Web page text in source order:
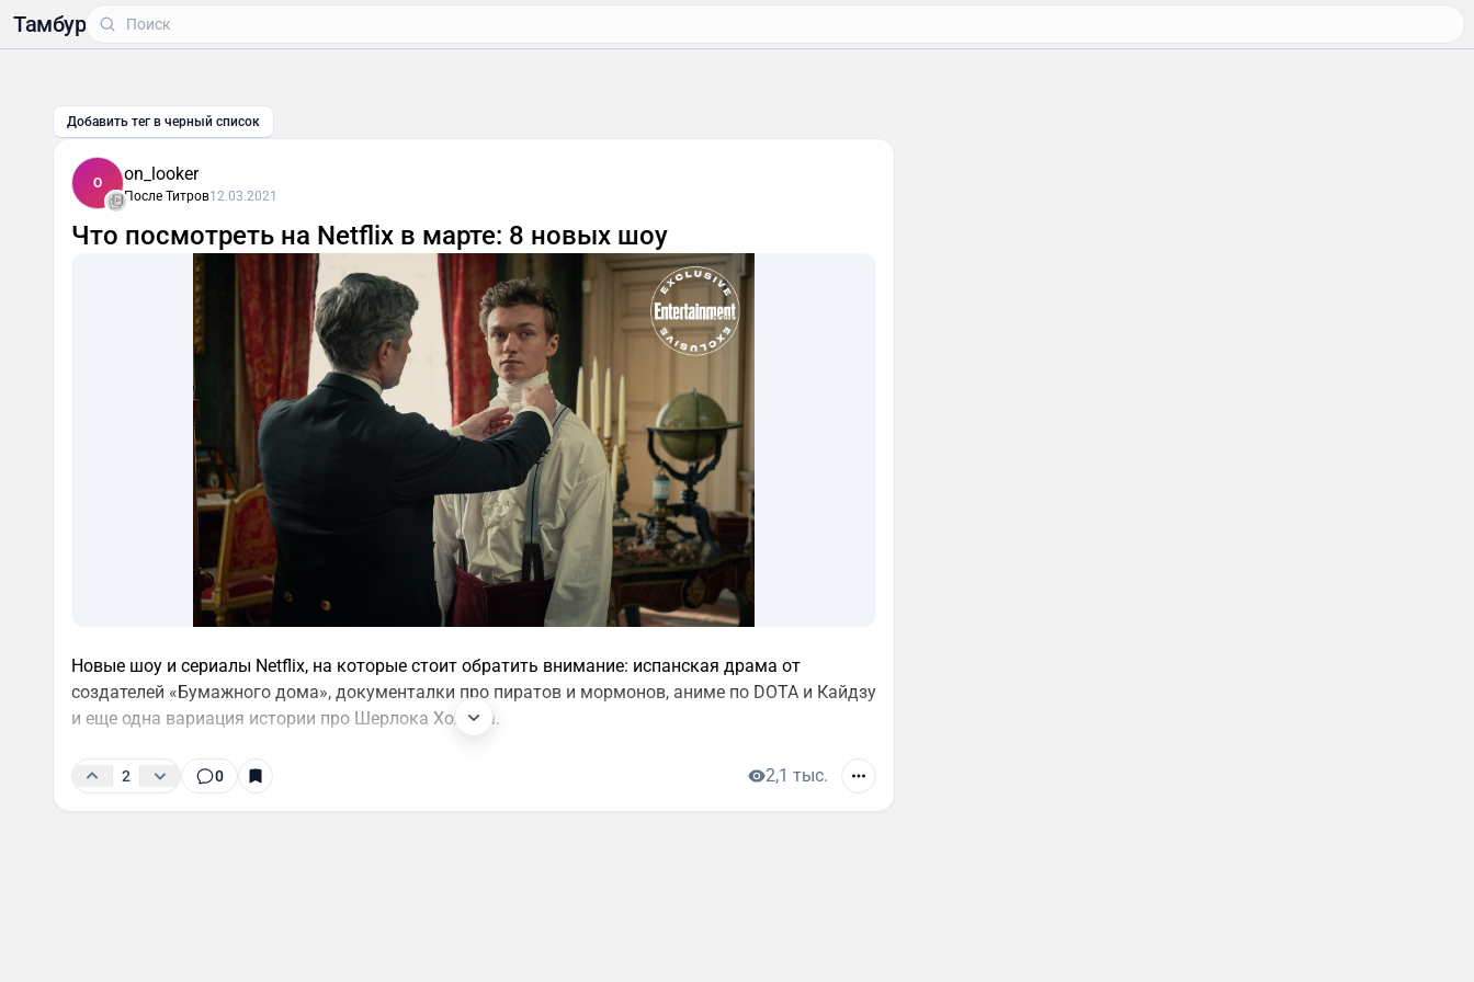
Тамбур
Добавить тег в черный список
O on_looker
После Титров12.03.2021
Что посмотреть на Netflix в марте: 8 новых шоу
Новые шоу и сериалы Netflix, на которые стоит обратить внимание: испанская драма от
создателей «Бумажного дома», документалки про пиратов и мормонов, аниме по DOTA и Кайдзу
и еще одна вариация истории про Шерлока Холмса.
2 0 2,1 тыс.